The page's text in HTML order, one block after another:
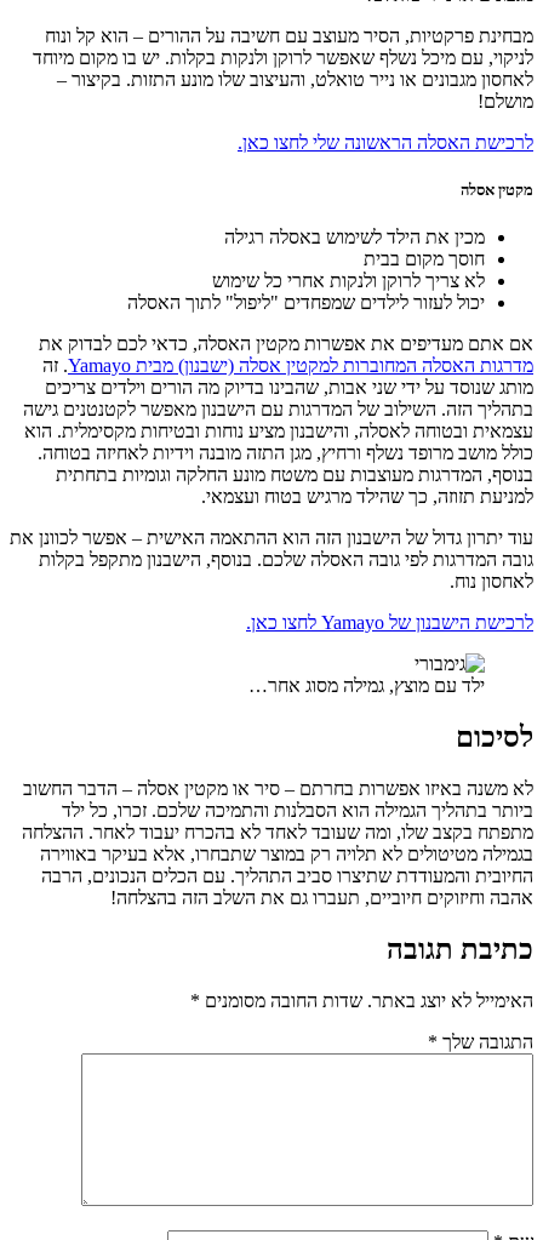
מבחינת פרקטיות, הסיר מעוצב עם חשיבה על ההורים – הוא קל ונוח
לניקוי, עם מיכל נשלף שאפשר לרוקן ולנקות בקלות. יש בו מקום מיוחד
לאחסון מגבונים או נייר טואלט, והעיצוב שלו מונע התזות. בקיצור –
מושלם!
לרכישת האסלה הראשונה שלי לחצו כאן.
מקטין אסלה
מכין את הילד לשימוש באסלה רגילה
חוסך מקום בבית
לא צריך לרוקן ולנקות אחרי כל שימוש
יכול לעזור לילדים שמפחדים "ליפול" לתוך האסלה
אם אתם מעדיפים את אפשרות מקטין האסלה, כדאי לכם לבדוק את
מדרגות האסלה המחוברות למקטין אסלה (ישבנון) מבית Yamayo
. זה
מותג שנוסד על ידי שני אבות, שהבינו בדיוק מה הורים וילדים צריכים
בתהליך הזה. השילוב של המדרגות עם הישבנון מאפשר לקטנטנים גישה
עצמאית ובטוחה לאסלה, והישבנון מציע נוחות ובטיחות מקסימלית. הוא
כולל מושב מרופד נשלף ורחיץ, מגן התזה מובנה וידיות לאחיזה בטוחה.
בנוסף, המדרגות מעוצבות עם משטח מונע החלקה וגומיות בתחתית
למניעת תזוזה, כך שהילד מרגיש בטוח ועצמאי.
עוד יתרון גדול של הישבנון הזה הוא ההתאמה האישית – אפשר לכוונן את
גובה המדרגות לפי גובה האסלה שלכם. בנוסף, הישבנון מתקפל בקלות
לאחסון נוח.
לרכישת הישבנון של Yamayo לחצו כאן.
ילד עם מוצץ, גמילה מסוג אחר…
לסיכום
לא משנה באיזו אפשרות בחרתם – סיר או מקטין אסלה – הדבר החשוב
ביותר בתהליך הגמילה הוא הסבלנות והתמיכה שלכם. זכרו, כל ילד
מתפתח בקצב שלו, ומה שעובד לאחד לא בהכרח יעבוד לאחר. ההצלחה
בגמילה מטיטולים לא תלויה רק במוצר שתבחרו, אלא בעיקר באווירה
החיובית והמעודדת שתיצרו סביב התהליך. עם הכלים הנכונים, הרבה
אהבה וחיזוקים חיוביים, תעברו גם את השלב הזה בהצלחה!
כתיבת תגובה
האימייל לא יוצג באתר. שדות החובה מסומנים *
התגובה שלך *